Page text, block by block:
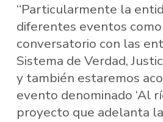
“Particularmente la
diferentes eventos
conversatorio con las
Sistema de Verdad,
y también estaremos
evento denominado ‘Al
proyecto que adelanta